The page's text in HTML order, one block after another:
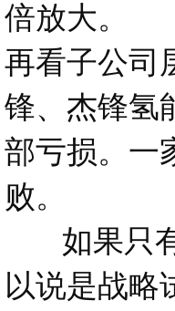
倍放大。
再看子公司
锋、杰锋氢
部亏损。一
败。
如果只有
以说是战略